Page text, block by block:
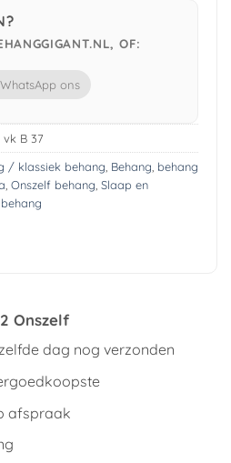
OF:
WhatsApp ons
vk B 37
/ klassiek behang Behang behang
Onszelf behang Slaap en
Onszelf
dag nog verzonden
afspraak